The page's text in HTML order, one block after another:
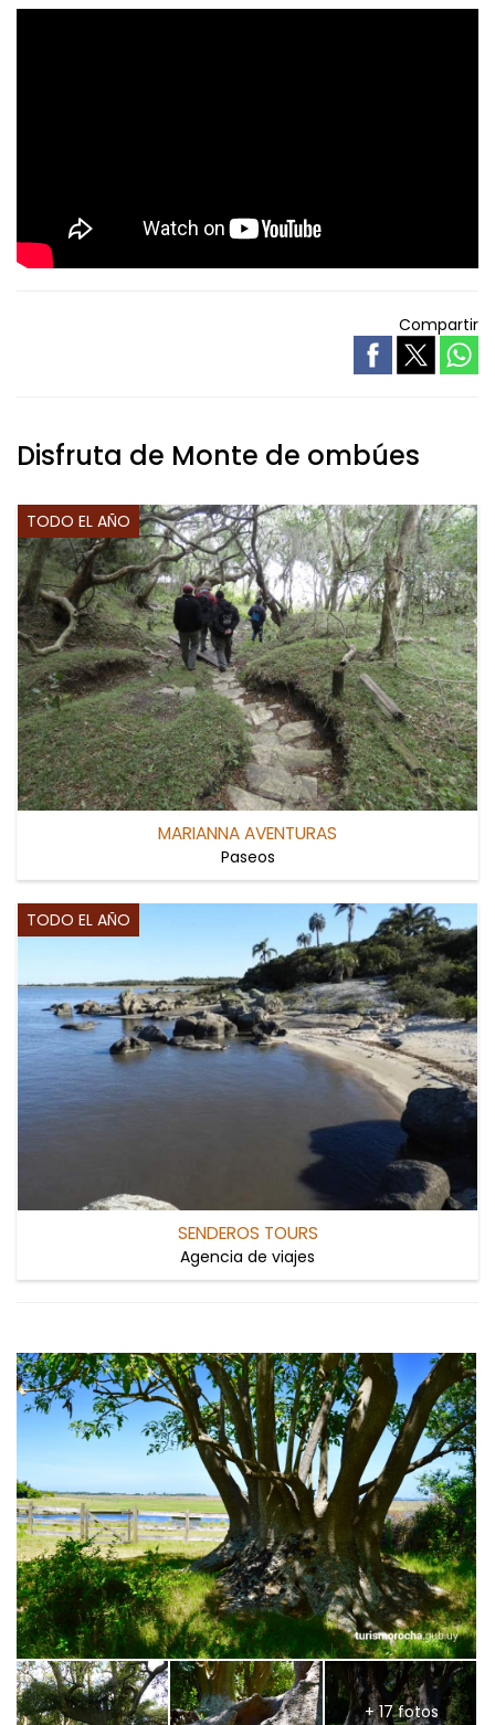
Compartir
Disfruta de Monte de ombúes
TODO EL AÑO
MARIANNA AVENTURAS
Paseos
TODO EL AÑO
SENDEROS TOURS
Agencia de viajes
+ 17 fotos